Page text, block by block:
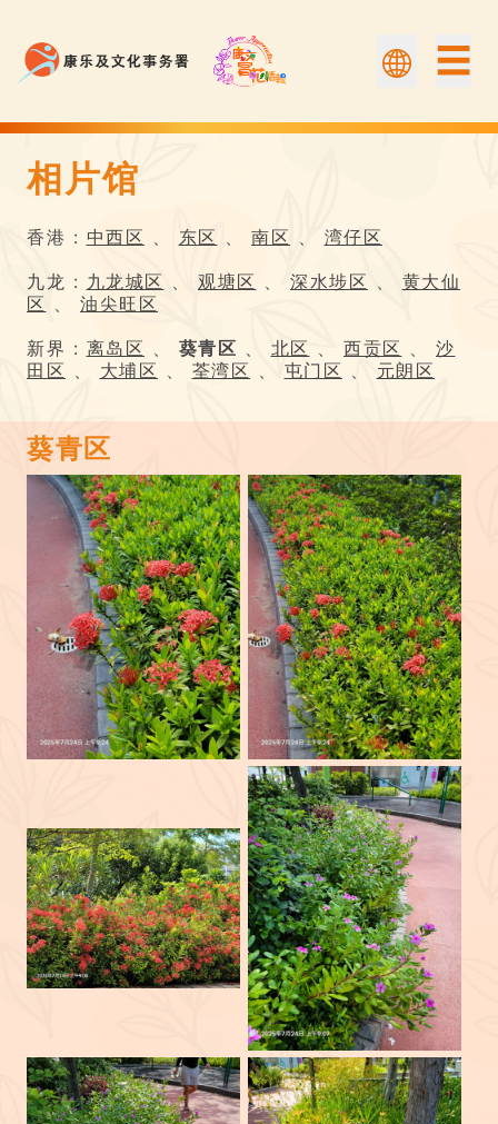
☰
相片馆 | Flower Appreciation 康文賞花情報
相片馆
香港 : 中西区 、 东区 、 南区 、 湾仔区
九龙 : 九龙城区 、 观塘区 、 深水埗区 、 黄大仙
区 、 油尖旺区
新界 : 离岛区 、 葵青区 、 北区 、 西贡区 、 沙
田区 、 大埔区 、 荃湾区 、 屯门区 、 元朗区
葵青区